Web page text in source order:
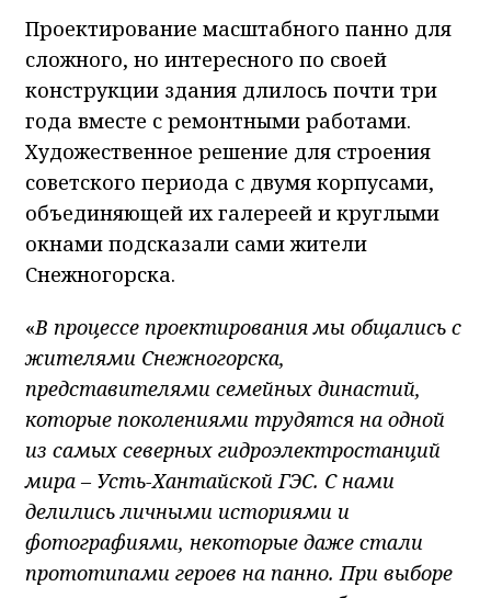
Проектирование масштабного панно для
сложного, но интересного по своей
конструкции здания длилось почти три
года вместе с ремонтными работами.
Художественное решение для строения
советского периода с двумя корпусами,
объединяющей их галереей и круглыми
окнами подсказали сами жители
Снежногорска.
«В процессе проектирования мы общались с
жителями Снежногорска,
представителями семейных династий,
которые поколениями трудятся на одной
из самых северных гидроэлектростанций
мира – Усть-Хантайской ГЭС. С нами
делились личными историями и
фотографиями, некоторые даже стали
прототипами героев на панно. При выборе